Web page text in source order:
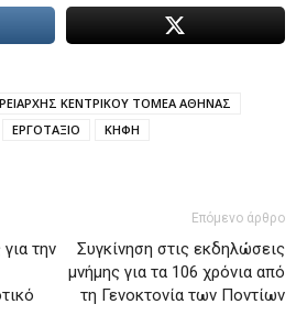
ΚΕΝΤΡΙΚΟΥ ΤΟΜΕΑ ΑΘΗΝΑΣ
ΕΡΓΟΤΑΞΙΟ ΚΗΦΗ
την
Επόμενο άρθρο
Συγκίνηση στις εκδηλώσεις
μνήμης για τα 106 χρόνια από
τη Γενοκτονία των Ποντίων